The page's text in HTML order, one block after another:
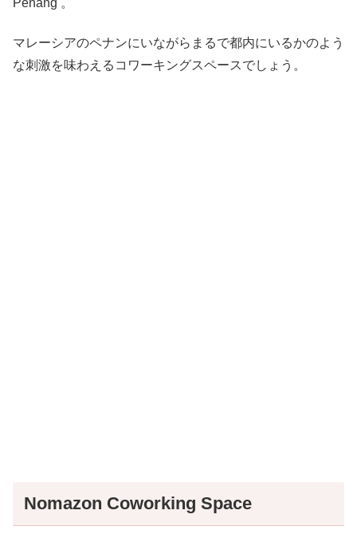
マレーシアのペナンにいながらまるで都内にいるかのよう
な刺激を味わえるコワーキングスペースでしょう。
Nomazon Coworking Space